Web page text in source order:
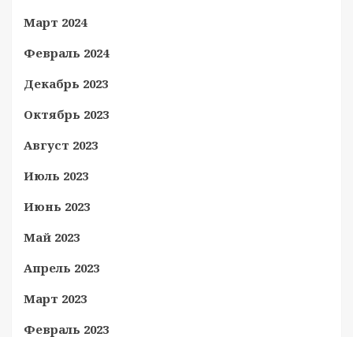
Март 2024
Февраль 2024
Декабрь 2023
Октябрь 2023
Август 2023
Июль 2023
Июнь 2023
Май 2023
Апрель 2023
Март 2023
Февраль 2023